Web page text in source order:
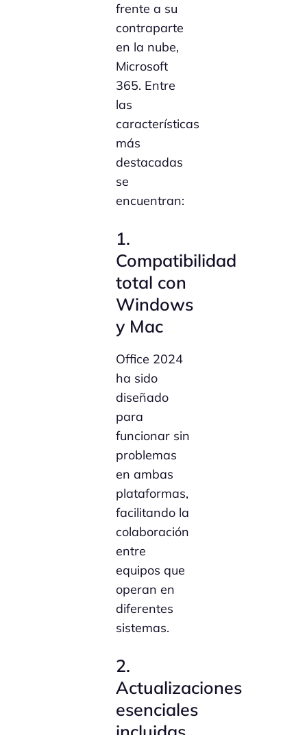
frente a su
contraparte
en la nube,
Microsoft
365. Entre
las
características
más
destacadas
se
encuentran:
1.
Compatibilidad
total con
Windows
y Mac
Office 2024
ha sido
diseñado
para
funcionar sin
problemas
en ambas
plataformas,
facilitando la
colaboración
entre
equipos que
operan en
diferentes
sistemas.
2.
Actualizaciones
esenciales